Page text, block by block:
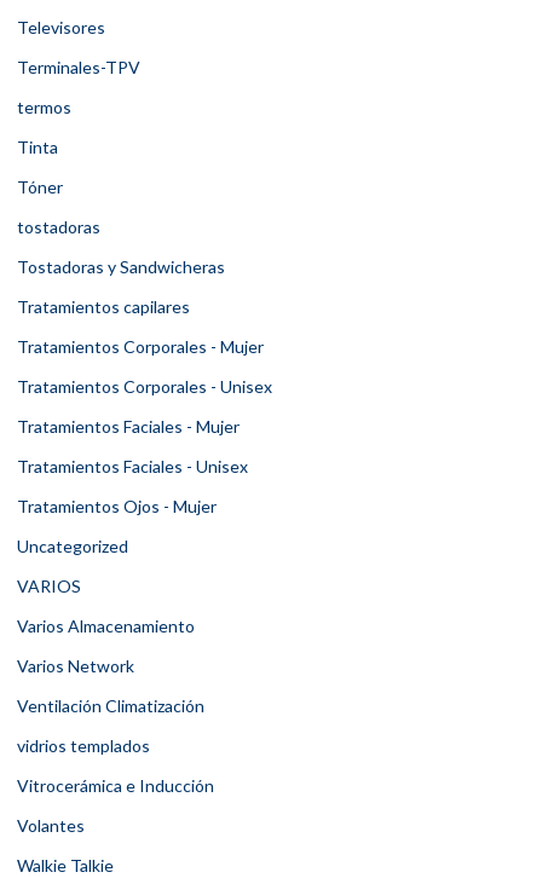
Televisores
Terminales-TPV
termos
Tinta
Tóner
tostadoras
Tostadoras y Sandwicheras
Tratamientos capilares
Tratamientos Corporales - Mujer
Tratamientos Corporales - Unisex
Tratamientos Faciales - Mujer
Tratamientos Faciales - Unisex
Tratamientos Ojos - Mujer
Uncategorized
VARIOS
Varios Almacenamiento
Varios Network
Ventilación Climatización
vidrios templados
Vitrocerámica e Inducción
Volantes
Walkie Talkie